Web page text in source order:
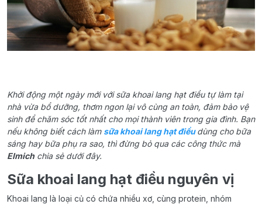
Khởi động một ngày mới với sữa khoai lang hạt điều tự làm tại
nhà vừa bổ dưỡng, thơm ngon lại vô cùng an toàn, đảm bảo vệ
sinh để chăm sóc tốt nhất cho mọi thành viên trong gia đình. Bạn
nếu không biết cách làm sữa khoai lang hạt điềudùng cho bữa
sáng hay bữa phụ ra sao, thì đừng bỏ qua các công thức mà
Elmichchia sẻ dưới đây.
Sữa khoai lang hạt điều nguyên vị
Khoai lang là loại củ có chứa nhiều xơ, cùng protein, nhóm